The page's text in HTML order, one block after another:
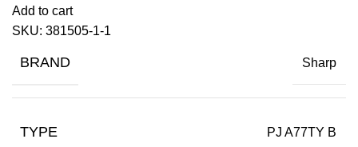
Add to cart
SKU: 381505-1-1
BRAND Sharp
TYPE PJ A77TY B